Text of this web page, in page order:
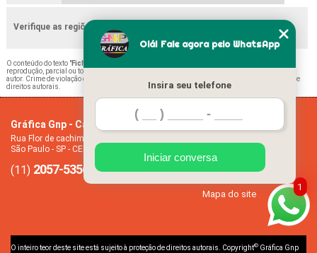
Verifique as regiões que atendemos
O conteúdo do texto "Ficha de Matrícula Escolar Ultramarino
reprodução, parcial ou total, mesmo citando nossos links, é proibida sem a autorização do
autor. Crime de violação de direito autoral – artigo 184 do Código Penal –
Lei 9610/98 - Lei de
direitos autorais
Gráfica Gnp - Cartão de visita
Rua Flor de cachimbo, 274 - Jardim Santana
São Paulo - SP - CEP: 08050-040
(11) 2057-5356 (11)94612-2445
Empresa
Missão
Mapa do site
O inteiro teor deste site está sujeito à proteção de direitos autorais. Copyright© Gráfica Gnp
1
Olá! Fale agora pelo WhatsApp
Insira seu telefone
Iniciar conversa